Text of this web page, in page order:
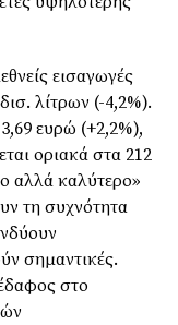
εισαγωγές
λίτρων (-4,2%).
ευρώ (+2,2%),
οριακά στα 212
αλλά καλύτερο»
τη συχνότητα
σημαντικές.
στο